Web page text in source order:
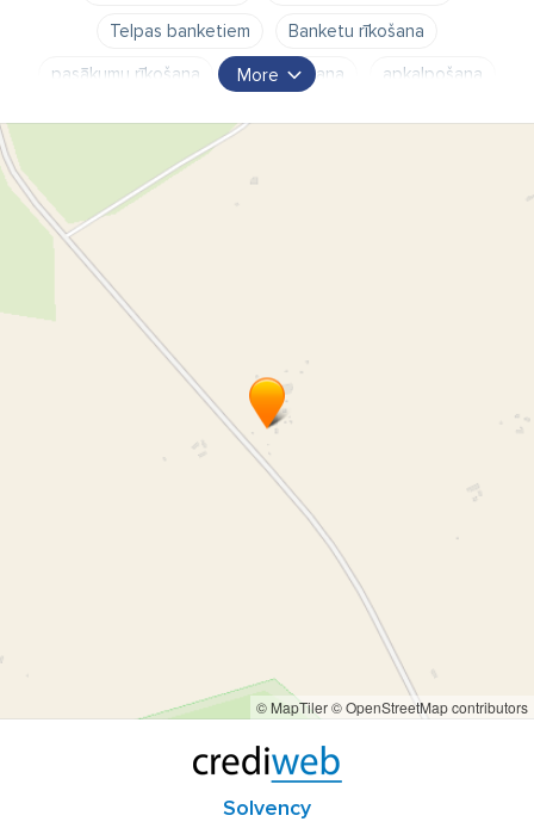
Telpas banketiem
Banketu rīkošana
pasākumu rīkošana
organizēšana
apkalpošana
More
© MapTiler© OpenStreetMap contributors
Solvency